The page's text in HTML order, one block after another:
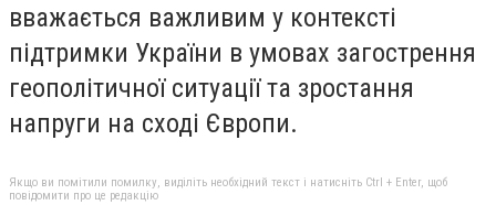
вважається важливим у контексті
підтримки України в умовах загострення
геополітичної ситуації та зростання
напруги на сході Європи.
Якщо ви помітили помилку, виділіть необхідний текст і натисніть Ctrl + Enter, щоб
повідомити про це редакцію